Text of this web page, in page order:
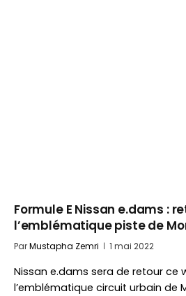
Formule E Nissan e.dams :
l’emblématique piste de
ParMustapha Zemri 1 mai 2022
Nissan e.dams sera de retour ce
l’emblématique circuit urbain de